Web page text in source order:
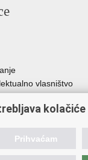
vlasništvo
kolačiće
Prihvaćam